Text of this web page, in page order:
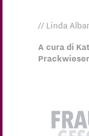
// Linda
A cura di
Prackwieser